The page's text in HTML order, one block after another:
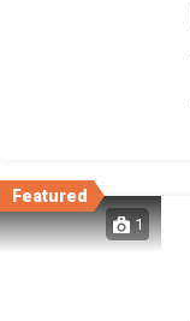
Featured
1